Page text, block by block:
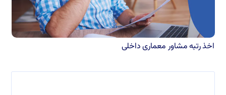
اخذ رتبه مشاور معماری داخلی
ف